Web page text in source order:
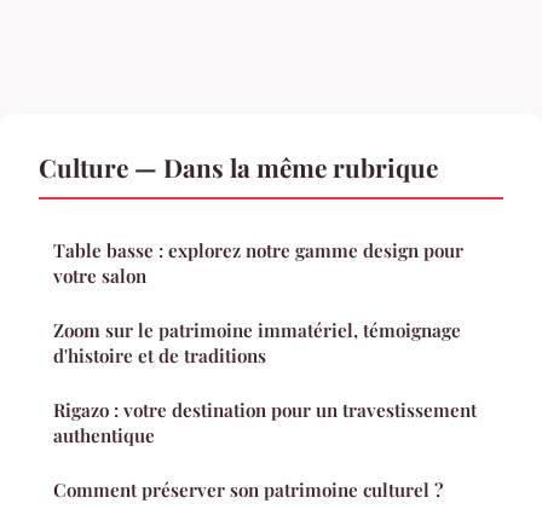
Culture — Dans la même rubrique
Table basse : explorez notre gamme design pour
votre salon
Zoom sur le patrimoine immatériel, témoignage
d'histoire et de traditions
Rigazo : votre destination pour un travestissement
authentique
Comment préserver son patrimoine culturel ?